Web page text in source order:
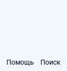
Помощь Поиск